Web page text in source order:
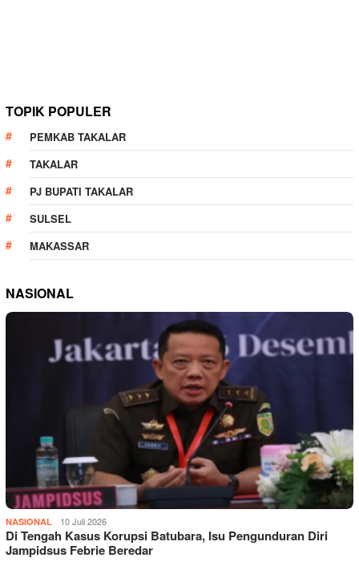
TOPIK POPULER
PEMKAB TAKALAR
TAKALAR
PJ BUPATI TAKALAR
SULSEL
MAKASSAR
NASIONAL
NASIONAL 10 Juli 2026
Di Tengah Kasus Korupsi Batubara, Isu Pengunduran Diri
Jampidsus Febrie Beredar